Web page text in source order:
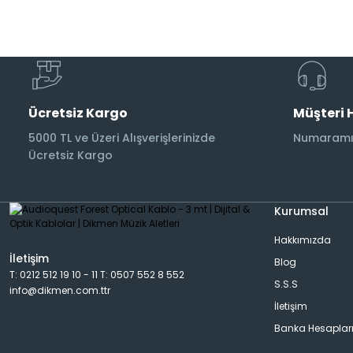
Ücretsiz Kargo
5000 TL ve Üzeri Alışverişlerinizde
Ücretsiz Kargo
Müşteri
İletişim
T: 0212 512 19 10 - 11 T: 0507 552 8 552
info@dikmen.com.ttr
Kurumsal
Hakkımızda
Blog
S.S.S
İletişim
Banka Hesapları